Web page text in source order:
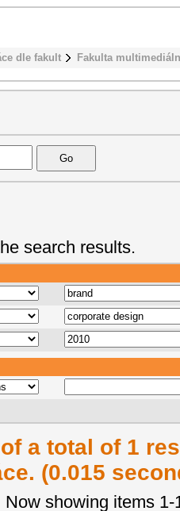
dle fakult Fakulta
search results.
a total of 1
(0.015
Now showing items 1-